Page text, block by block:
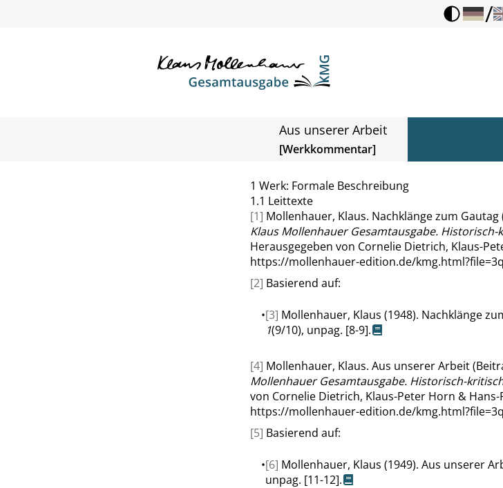
/
Aus unserer Arbeit
[Werkkommentar]
1 Werk: Formale Beschreibung
1.1 Leittexte
[1] Mollenhauer, Klaus. Nachklänge zum Gautag
Klaus Mollenhauer Gesamtausgabe.
Herausgegeben von Cornelie Dietrich, Klaus-
https://mollenhauer-edition.de/
[2] Basierend auf:
•[3] Mollenhauer, Klaus (1948). Nachklänge
1(9/10), unpag. [8-9].
[4] Mollenhauer, Klaus. Aus unserer Arbeit
Mollenhauer Gesamtausgabe. Historisch-
von Cornelie Dietrich, Klaus-Peter Horn &
https://mollenhauer-edition.de/
[5] Basierend auf:
•[6] Mollenhauer, Klaus (1949). Aus unserer
unpag. [11-12].